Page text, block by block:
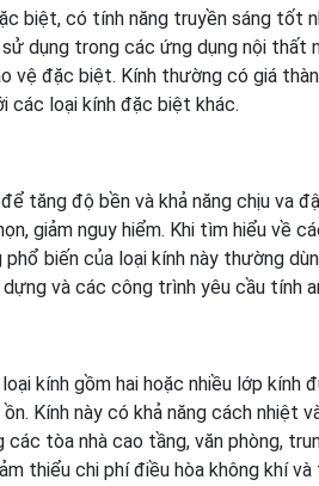
biệt, có tính năng truyền sáng tốt
dụng trong các ứng dụng nội thất
vệ đặc biệt. Kính thường có giá
các loại kính đặc biệt khác.
tăng độ bền và khả năng chịu va
giảm nguy hiểm. Khi tìm hiểu về
biến của loại kính này thường
và các công trình yêu cầu tính
kính gồm hai hoặc nhiều lớp kính
Kính này có khả năng cách nhiệt
các tòa nhà cao tầng, văn phòng,
thiểu chi phí điều hòa không khí